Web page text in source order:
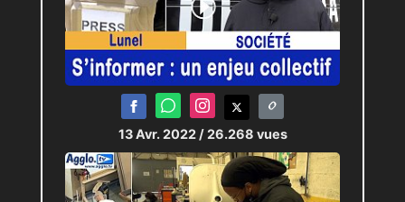
13 Avr. 2022 / 26.268 vues